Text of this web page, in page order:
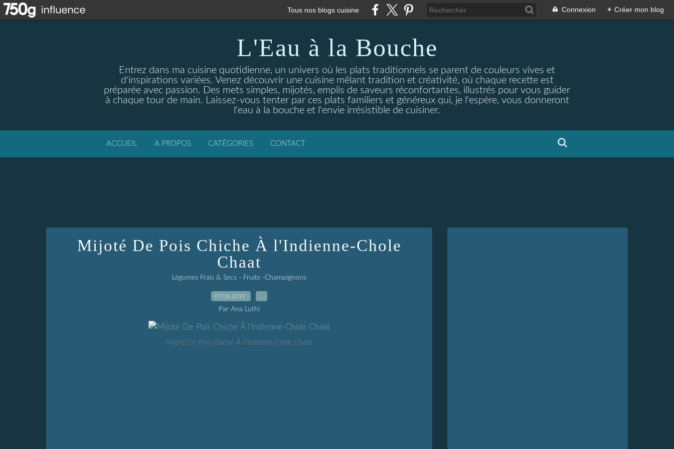
Tous nos blogs cuisine Connexion + Créer mon blog
L'Eau à la Bouche
Entrez dans ma cuisine quotidienne, un univers où les plats traditionnels se parent de couleurs vives et
d'inspirations variées. Venez découvrir une cuisine mêlant tradition et créativité, où chaque recette est
préparée avec passion. Des mets simples, mijotés, emplis de saveurs réconfortantes, illustrés pour vous guider
à chaque tour de main. Laissez-vous tenter par ces plats familiers et généreux qui, je l'espère, vous donneront
l'eau à la bouche et l'envie irrésistible de cuisiner.
ACCUEIL A PROPOS CATÉGORIES CONTACT
Mijoté De Pois Chiche À l'Indienne-Chole
Chaat
Légumes Frais & Secs - Fruits -Champignons
07.06.2019
Par Ana Luthi
Mijoté De Pois Chiche À l'Indienne-Chole Chaat